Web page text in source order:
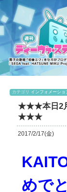
カテゴリ インフォメーショ
★★★本日2月
★★★
2017/2/17(金)
めで